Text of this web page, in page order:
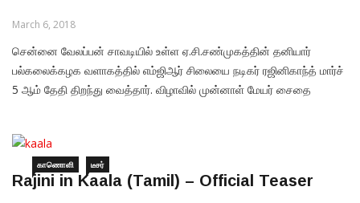
March 6, 2018
சென்னை வேலப்பன் சாவடியில் உள்ள ஏ.சி.சண்முகத்தின் தனியார்
பல்கலைக்கழக வளாகத்தில் எம்ஜிஆர் சிலையை நடிகர் ரஜினிகாந்த் மார்ச்
5 ஆம் தேதி திறந்து வைத்தார். விழாவில் முன்னாள் மேயர் சைதை
வி.ஜி.சந்தோசம் உள்ளிட்டோர் பங்கேற்றனர். இந்நிகழ்ச்சியைத் தொடர்ந்து
காணொளி டீசர்
Rajini in Kaala (Tamil) – Official Teaser